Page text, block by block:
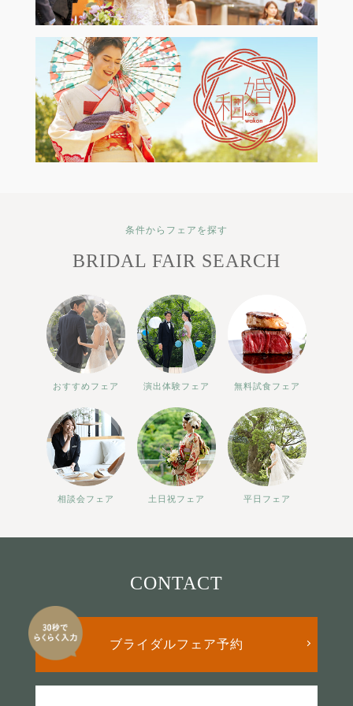
条件からフェアを探す
BRIDAL FAIR SEARCH
おすすめフェア 演出体験フェア 無料試食フェア
相談会フェア 土日祝フェア 平日フェア
CONTACT
ブライダルフェア予約